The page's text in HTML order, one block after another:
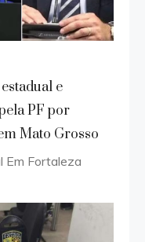
e
PF por
Mato Grosso
Em Fortaleza